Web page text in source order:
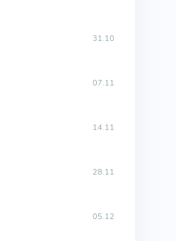
31.10
07.11
14.11
28.11
05.12